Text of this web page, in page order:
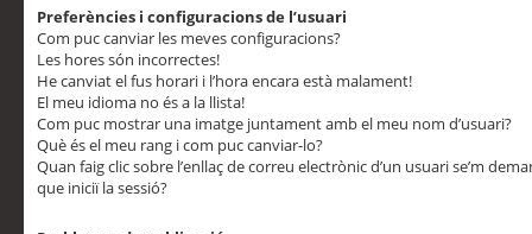
Preferències i configuracions de l’usuari
Com puc canviar les meves configuracions?
Les hores són incorrectes!
He canviat el fus horari i l’hora encara està malament!
El meu idioma no és a la llista!
Com puc mostrar una imatge juntament amb el meu nom d’usuari?
Què és el meu rang i com puc canviar-lo?
Quan faig clic sobre l’enllaç de correu electrònic d’un usuari se’m
que iniciï la sessió?